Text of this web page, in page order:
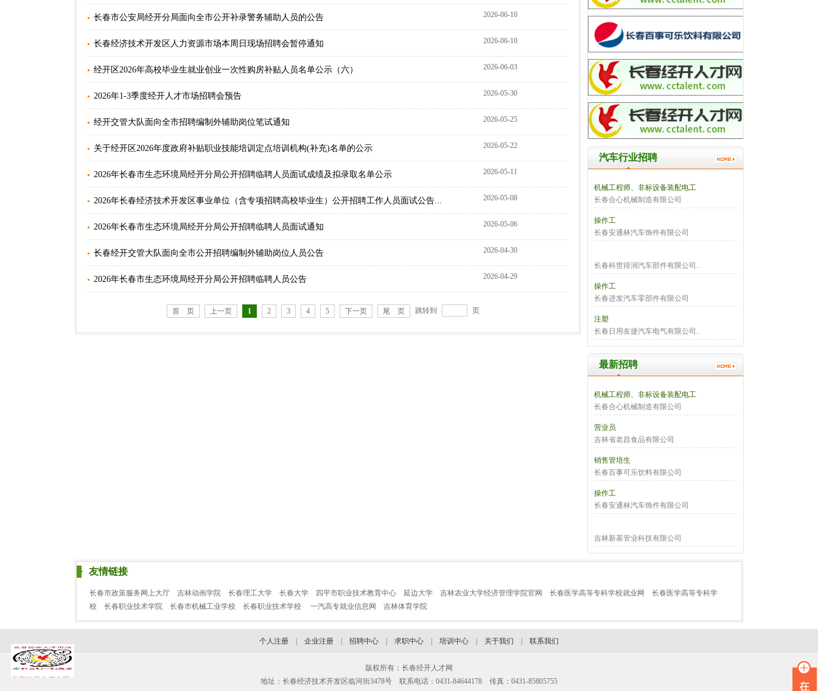
长春市公安局经开分局面向全市公开补录警务辅助人员的公告 2026-06-10
长春经济技术开发区人力资源市场本周日现场招聘会暂停通知 2026-06-10
经开区2026年高校毕业生就业创业一次性购房补贴人员名单公示（六） 2026-06-03
2026年1-3季度经开人才市场招聘会预告 2026-05-30
经开交管大队面向全市招聘编制外辅助岗位笔试通知 2026-05-25
关于经开区2026年度政府补贴职业技能培训定点培训机构(补充)名单的公示 2026-05-22
2026年长春市生态环境局经开分局公开招聘临聘人员面试成绩及拟录取名单公示 2026-05-11
2026年长春经济技术开发区事业单位（含专项招聘高校毕业生）公开招聘工作人员面试公告... 2026-05-08
2026年长春市生态环境局经开分局公开招聘临聘人员面试通知 2026-05-06
长春经开交管大队面向全市公开招聘编制外辅助岗位人员公告 2026-04-30
2026年长春市生态环境局经开分局公开招聘临聘人员公告 2026-04-29
首 页 上一页 1 2 3 4 5 下一页 尾 页 跳转到 页
汽车行业招聘
机械工程师、非标设备装配电工
长春合心机械制造有限公司
操作工
长春安通林汽车饰件有限公司
长春科世得润汽车部件有限公司..
操作工
长春进发汽车零部件有限公司
注塑
长春日用友捷汽车电气有限公司..
最新招聘
机械工程师、非标设备装配电工
长春合心机械制造有限公司
营业员
吉林省老昌食品有限公司
销售管培生
长春百事可乐饮料有限公司
操作工
长春安通林汽车饰件有限公司
吉林新基管业科技有限公司
友情链接
长春市政策服务网上大厅 吉林动画学院 长春理工大学 长春大学 四平市职业技术教育中心 延边大学 吉林农业大学经济管理学院官网 长春医学高等专科学校就业网
长春医学高等专科学
校
长春职业技术学院 长春市机械工业学校 长春职业技术学校 一汽高专就业信息网 吉林体育学院
个人注册 企业注册 招聘中心 求职中心 培训中心 关于我们 联系我们
版权所有：长春经开人才网
地址：长春经济技术开发区临河街3478号 联系电话：0431-84644178 传真：0431-85805755